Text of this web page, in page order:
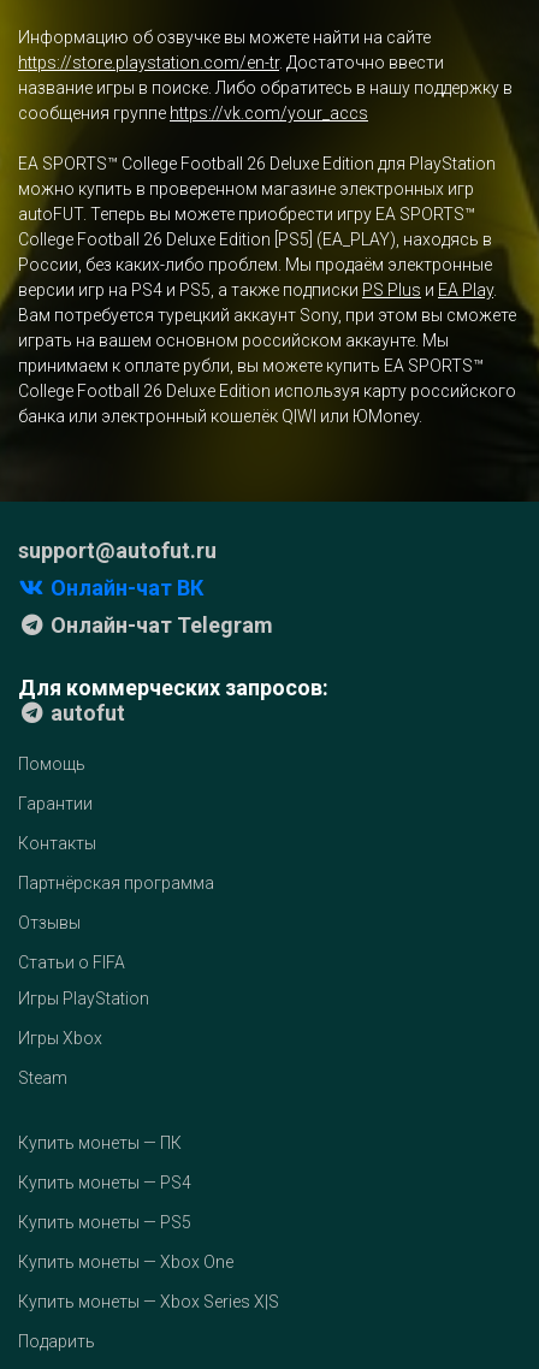
Информацию об озвучке вы можете найти на сайте
https://store.playstation.com/en-tr. Достаточно ввести
название игры в поиске. Либо обратитесь в нашу поддержку в
сообщения группе https://vk.com/your_accs
EA SPORTS™ College Football 26 Deluxe Edition для PlayStation
можно купить в проверенном магазине электронных игр
autoFUT. Теперь вы можете приобрести игру EA SPORTS™
College Football 26 Deluxe Edition [PS5] (EA_PLAY), находясь в
России, без каких-либо проблем. Мы продаём электронные
версии игр на PS4 и PS5, а также подписки PS Plus и EA Play.
Вам потребуется турецкий аккаунт Sony, при этом вы сможете
играть на вашем основном российском аккаунте. Мы
принимаем к оплате рубли, вы можете купить EA SPORTS™
College Football 26 Deluxe Edition используя карту российского
банка или электронный кошелёк QIWI или ЮMoney.
support@autofut.ru
Онлайн-чат ВК
Онлайн-чат Telegram
Для коммерческих запросов:
autofut
Помощь
Гарантии
Контакты
Партнёрская программа
Отзывы
Статьи о FIFA
Игры PlayStation
Игры Xbox
Steam
Купить монеты — ПК
Купить монеты — PS4
Купить монеты — PS5
Купить монеты — Xbox One
Купить монеты — Xbox Series X|S
Подарить